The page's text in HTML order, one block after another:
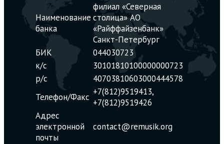
Наименование
банка
филиал «Северная
столица» АО
«Райффайзенбанк»
Санкт-Петербург
БИК
044030723
к/с
30101810100000000723
р/с
40703810603000444578
Телефон/Факс +7(812)9519413,
+7(812)9519426
Адрес
электронной
почты
contact@remusik.org